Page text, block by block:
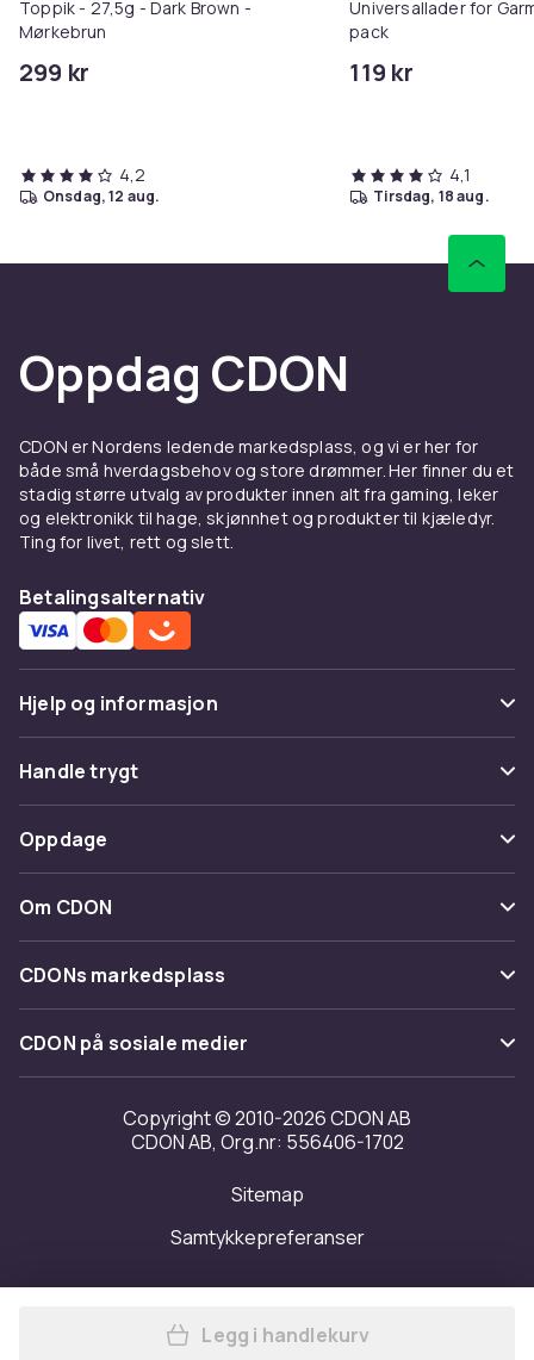
Toppik - 27,5g - Dark Brown -
Mørkebrun
299 kr
4,2
onsdag, 12 aug.
Universallader for
pack
119 kr
4,1
tirsdag, 18 aug.
Oppdag CDON
CDON er Nordens ledende markedsplass, og vi er her for
både små hverdagsbehov og store drømmer. Her finner du et
stadig større utvalg av produkter innen alt fra gaming, leker
og elektronikk til hage, skjønnhet og produkter til kjæledyr.
Ting for livet, rett og slett.
Betalingsalternativ
Hjelp og informasjon
Vanlige spørsmål
Spor pakke
Angre & returner her
Kontakt oss
Handle trygt
Betaling
Levering
Tilbakekallinger
Oppdage
Kategorier
Varemerker
Om CDON
Om oss
Kundeanmeldelser
Jobbe på CDON
Investor relations
Tilgjengelighet
CDONs markedsplass
Merchant Help Center
CDON på sosiale medier
Copyright © 2010-2026 CDON AB
CDON AB, Org.nr: 556406-1702
Sitemap
Samtykkepreferanser
Legg Kompatibelt
Legg i handlekurv